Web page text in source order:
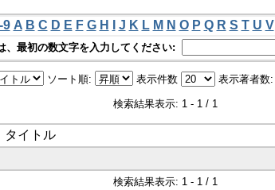
9 A B C D E F G H J K L M N O P Q R S T U V
、最初の数文字を入力してください:
ソート順: 表示件数 表示著者数:
検索結果表示: 1 - 1 / 1
タイトル
検索結果表示: 1 - 1 / 1